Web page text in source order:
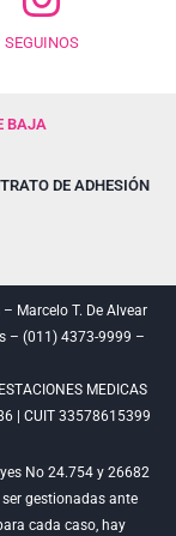
SEGUINOS
BAJA
DE ADHESIÓN
Marcelo T. De Alvear
– (011) 4373-9999 –
MEDICAS
| CUIT 33578615399
No 24.754 y 26682
gestionadas ante
cada caso, hay